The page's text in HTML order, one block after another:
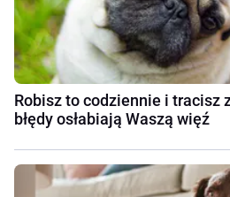
Robisz to codziennie i tracisz
błędy osłabiają Waszą więź